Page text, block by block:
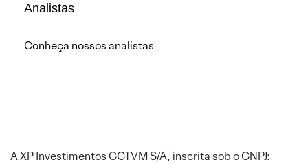
Analistas
Conheça nossos analistas
A XP Investimentos CCTVM S/A, inscrita sob o CNPJ: